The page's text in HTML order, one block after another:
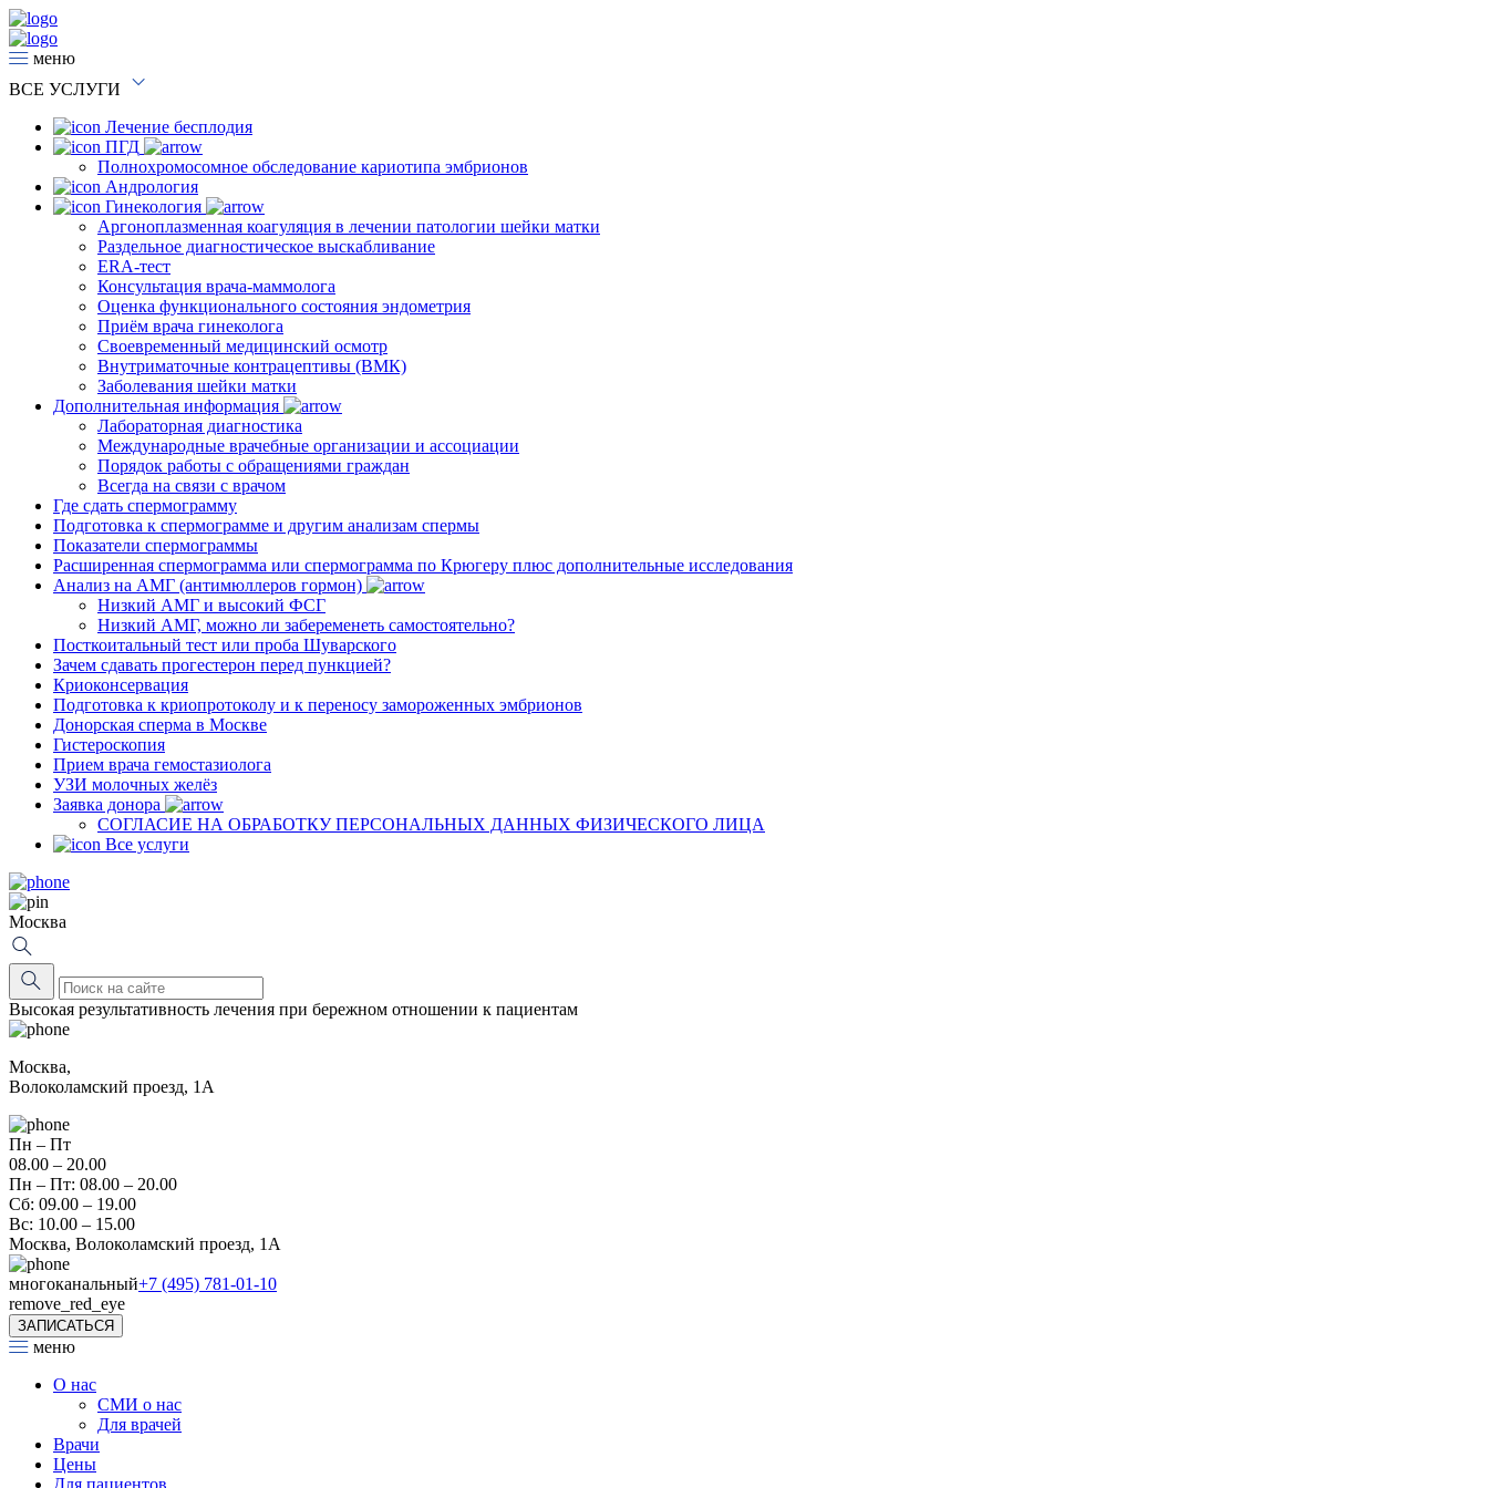
меню
ВСЕ УСЛУГИ
Лечение бесплодия
ПГД
Полнохромосомное обследование кариотипа эмбрионов
Андрология
Гинекология
Аргоноплазменная коагуляция в лечении патологии шейки матки
Раздельное диагностическое выскабливание
ERA-тест
Консультация врача-маммолога
Оценка функционального состояния эндометрия
Приём врача гинеколога
Своевременный медицинский осмотр
Внутриматочные контрацептивы (ВМК)
Заболевания шейки матки
Дополнительная информация
Лабораторная диагностика
Международные врачебные организации и ассоциации
Порядок работы с обращениями граждан
Всегда на связи с врачом
Где сдать спермограмму
Подготовка к спермограмме и другим анализам спермы
Показатели спермограммы
Расширенная спермограмма или спермограмма по Крюгеру плюс дополнительные исследования
Анализ на АМГ (антимюллеров гормон)
Низкий АМГ и высокий ФСГ
Низкий АМГ, можно ли забеременеть самостоятельно?
Посткоитальный тест или проба Шуварского
Зачем сдавать прогестерон перед пункцией?
Криоконсервация
Подготовка к криопротоколу и к переносу замороженных эмбрионов
Донорская сперма в Москве
Гистероскопия
Прием врача гемостазиолога
УЗИ молочных желёз
Заявка донора
СОГЛАСИЕ НА ОБРАБОТКУ ПЕРСОНАЛЬНЫХ ДАННЫХ ФИЗИЧЕСКОГО ЛИЦА
Все услуги
Москва
Высокая результативность лечения при бережном отношении к пациентам
Москва,
Волоколамский проезд, 1А
Пн – Пт
08.00 – 20.00
Пн – Пт: 08.00 – 20.00
Сб: 09.00 – 19.00
Вс: 10.00 – 15.00
Москва, Волоколамский проезд, 1А
многоканальный+7 (495) 781-01-10
remove_red_eye
ЗАПИСАТЬСЯ
меню
О нас
СМИ о нас
Для врачей
Врачи
Цены
Для пациентов